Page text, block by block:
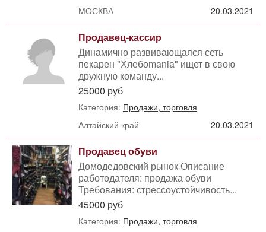
МОСКВА 20.03.2021
Продавец-кассир
Динамично развивающаяся сеть
пекарен "Хлебоmania" ищет в свою
дружную команду...
25000 руб
Категория: Продажи, торговля
Алтайский край
20.03.2021
Продавец обуви
Домодедовский рынок Описание
работодателя: продажа обуви
Требования: стрессоустойчивость...
45000 руб
Категория: Продажи, торговля